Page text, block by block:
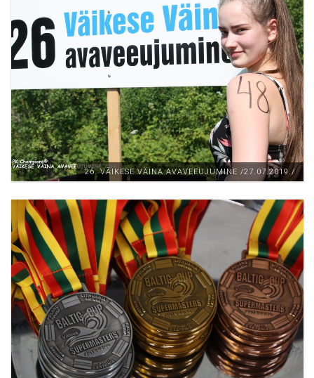
26. VÄIKESE VÄINA AVAVEEUJUMINE /27.07.2019./